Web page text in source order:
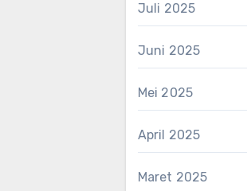
Juli 2025
Juni 2025
Mei 2025
April 2025
Maret 2025